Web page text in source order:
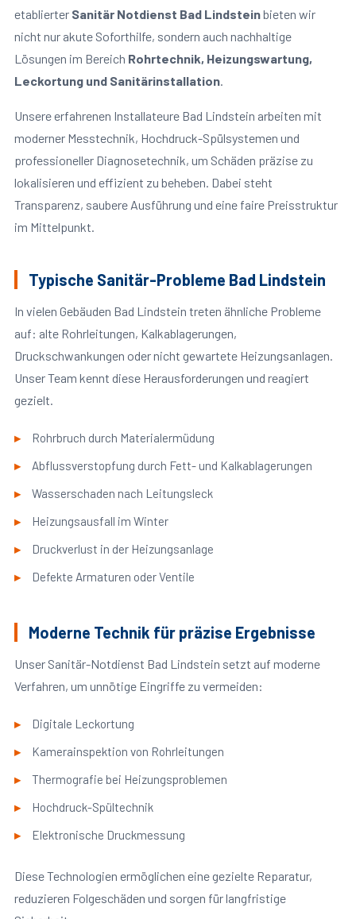
etablierter Sanitär Notdienst Bad Lindsteinbieten wir
nicht nur akute Soforthilfe, sondern auch nachhaltige
Lösungen im Bereich Rohrtechnik, Heizungswartung,
Leckortung und Sanitärinstallation.
Unsere erfahrenen Installateure Bad Lindstein arbeiten mit
moderner Messtechnik, Hochdruck-Spülsystemen und
professioneller Diagnosetechnik, um Schäden präzise zu
lokalisieren und effizient zu beheben. Dabei steht
Transparenz, saubere Ausführung und eine faire Preisstruktur
im Mittelpunkt.
Typische Sanitär-Probleme Bad Lindstein
In vielen Gebäuden Bad Lindstein treten ähnliche Probleme
auf: alte Rohrleitungen, Kalkablagerungen,
Druckschwankungen oder nicht gewartete Heizungsanlagen.
Unser Team kennt diese Herausforderungen und reagiert
gezielt.
Rohrbruch durch Materialermüdung
Abflussverstopfung durch Fett- und Kalkablagerungen
Wasserschaden nach Leitungsleck
Heizungsausfall im Winter
Druckverlust in der Heizungsanlage
Defekte Armaturen oder Ventile
Moderne Technik für präzise Ergebnisse
Unser Sanitär-Notdienst Bad Lindstein setzt auf moderne
Verfahren, um unnötige Eingriffe zu vermeiden:
Digitale Leckortung
Kamerainspektion von Rohrleitungen
Thermografie bei Heizungsproblemen
Hochdruck-Spültechnik
Elektronische Druckmessung
Diese Technologien ermöglichen eine gezielte Reparatur,
reduzieren Folgeschäden und sorgen für langfristige